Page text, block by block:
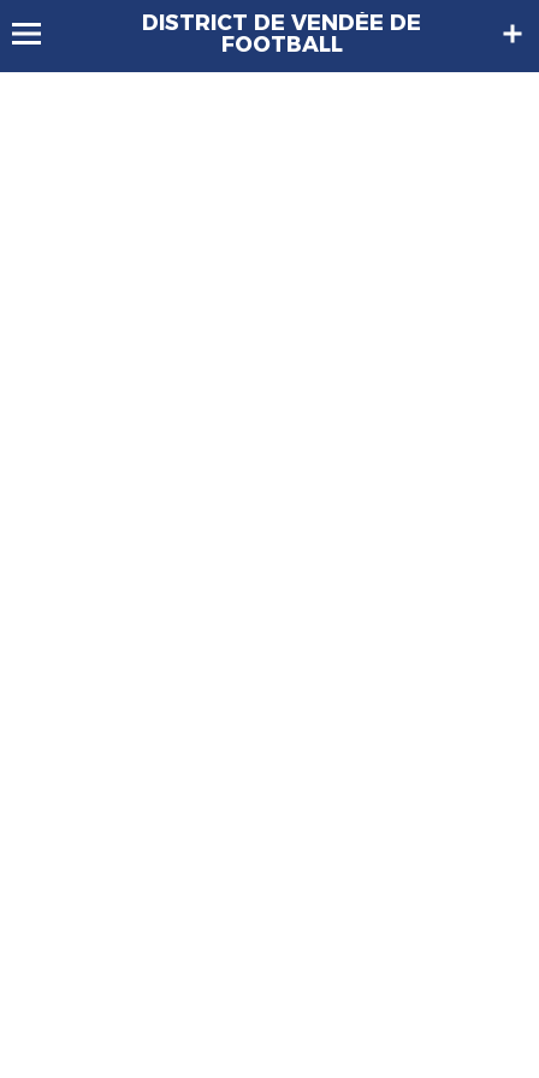
DISTRICT DE VENDÉE DE
FOOTBALL